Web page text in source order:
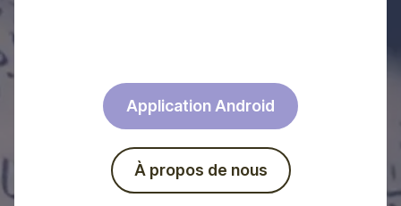
Application Android
À propos de nous